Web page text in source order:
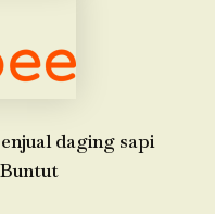
daging sapi